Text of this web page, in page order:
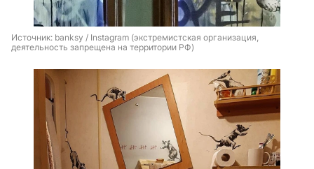
Источник: banksy / Instagram (экстремистская организация,
деятельность запрещена на территории РФ)